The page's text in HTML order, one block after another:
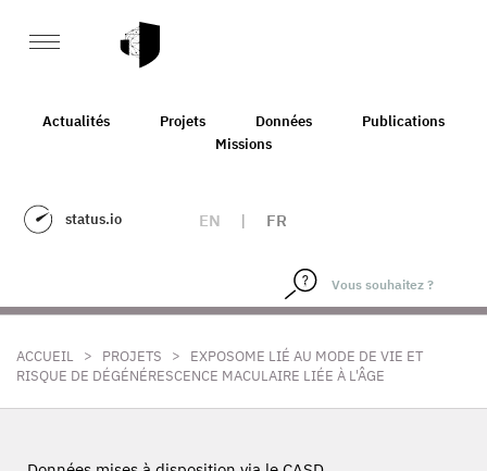
Actualités Projets Données
Publications
Missions
status.io EN | FR
ACCUEIL > PROJETS >
EXPOSOME LIÉ AU MODE DE VIE ET
RISQUE DE DÉGÉNÉRESCENCE MACULAIRE LIÉE À L'ÂGE